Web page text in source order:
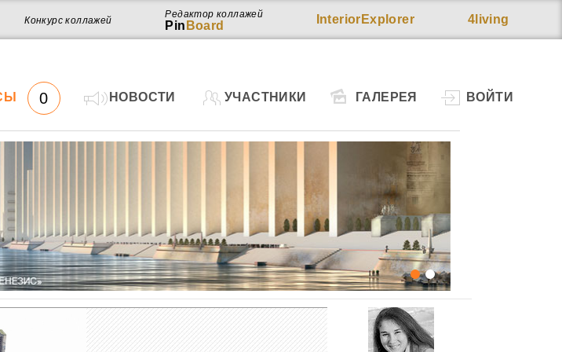
4living
InteriorExplorer
Редактор коллажей
Pin Board
Конкурс коллажей
0 НОВОСТИ УЧАСТНИКИ ГАЛЕРЕЯ ВОЙТИ